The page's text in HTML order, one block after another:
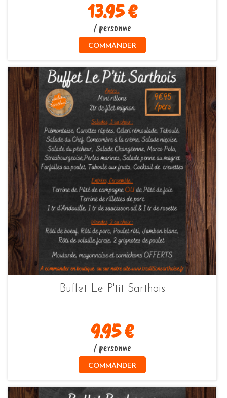
13.95 €
/ personne
COMMANDER
Buffet Le P'tit Sarthois
9.95 €
/ personne
COMMANDER